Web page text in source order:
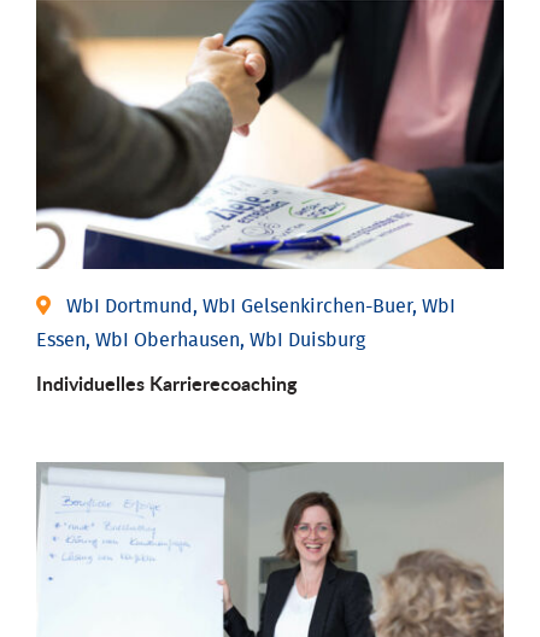
WbI Dortmund, WbI Gelsenkirchen-Buer, WbI
Essen, WbI Oberhausen, WbI Duisburg
Individu­elles Karrierecoaching